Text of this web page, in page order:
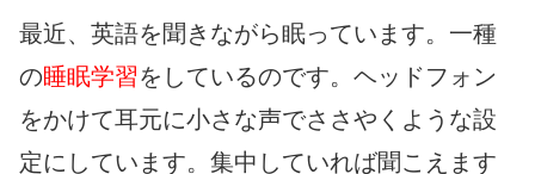
最近、英語を聞きながら眠っています。一種
の睡眠学習をしているのです。ヘッドフォン
をかけて耳元に小さな声でささやくような設
定にしています。集中していれば聞こえます